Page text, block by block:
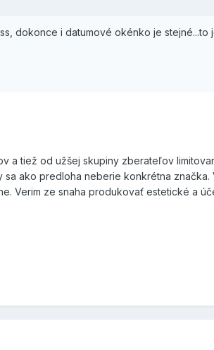
dokonce i datumové okénko je stejné...to
a tiež od užšej skupiny zberateľov
ako predloha neberie konkrétna značka.
Verim ze snaha produkovať estetické a